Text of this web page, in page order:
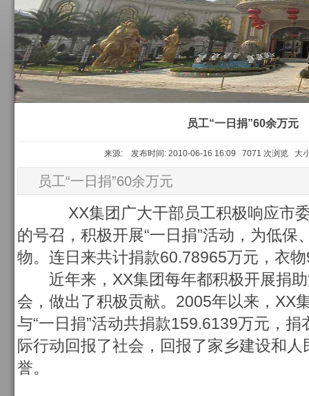
员工“一日捐”60余万元
来源: 发布时间: 2010-06-16 16:09 7071 次浏览 大
员工“一日捐”60余万元
XX集团广大干部员工积极响应市
的号召，积极开展“一日捐”活动，为低保
物。连日来共计捐款60.78965万元，衣
近年来，XX集团每年都积极开展捐助
会，做出了积极贡献。2005年以来，XX
与“一日捐”活动共捐款159.6139万元，
际行动回报了社会，回报了家乡建设和
誉。